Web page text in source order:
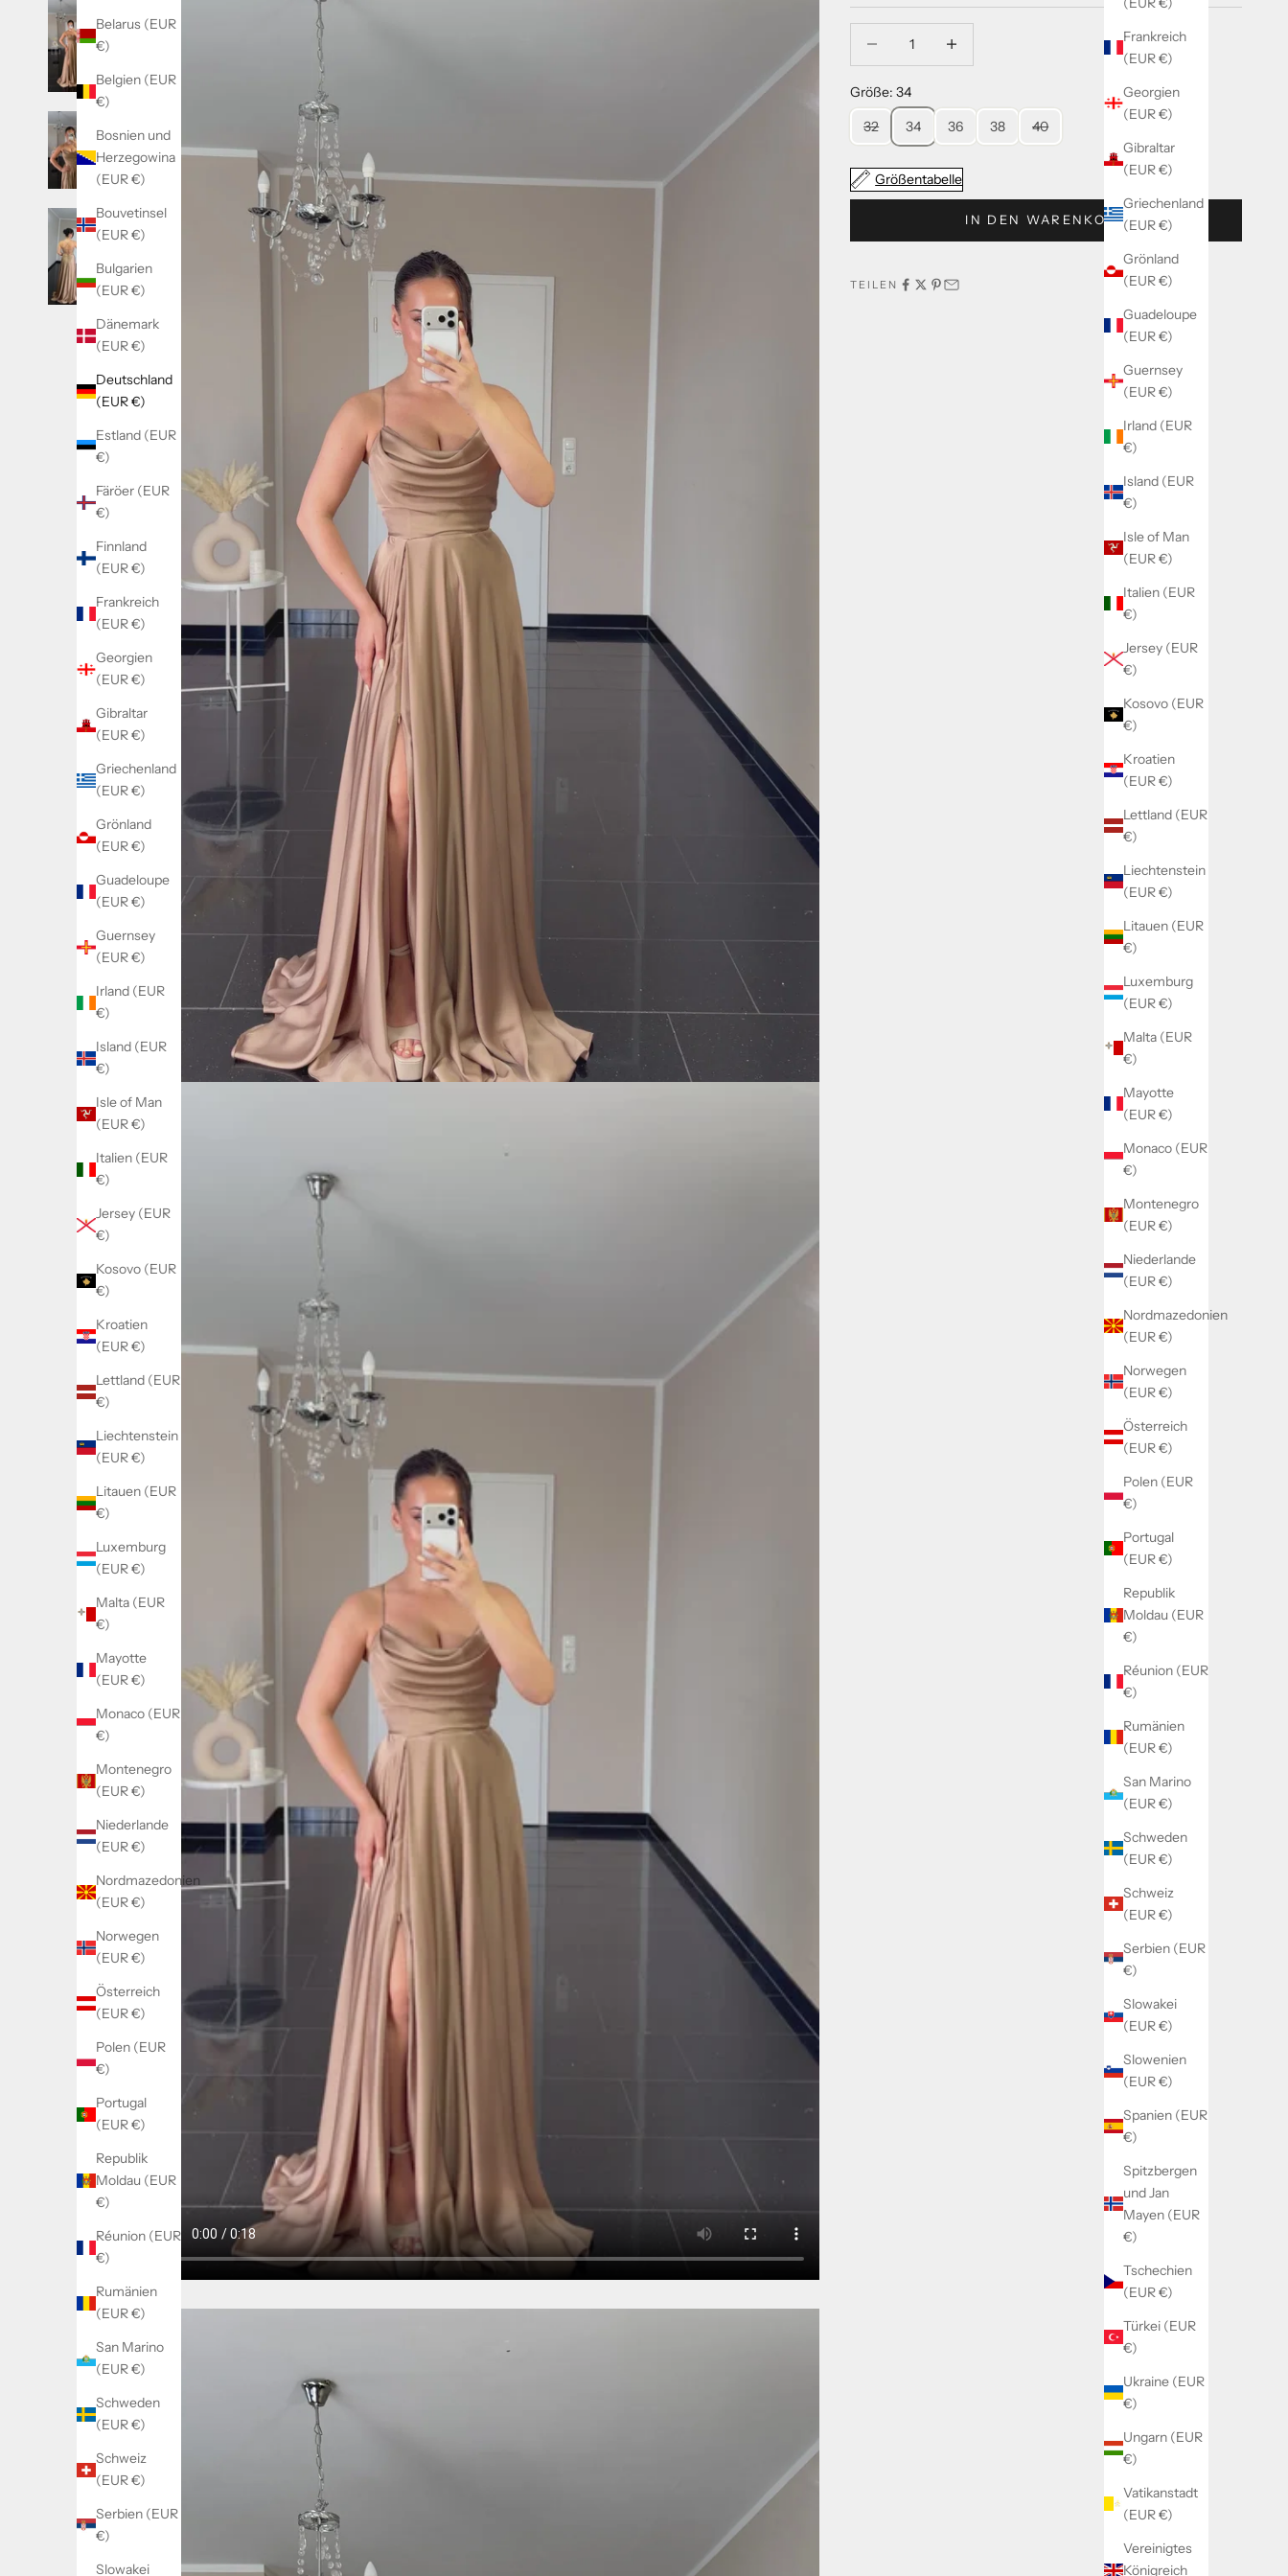
Frankreich
(EUR €)
Georgien
(EUR €)
Gibraltar
(EUR €)
Griechenland
(EUR €)
Grönland
(EUR €)
Guadeloupe
(EUR €)
Guernsey
(EUR €)
Irland (EUR
€)
Island (EUR
€)
Isle of Man
(EUR €)
Italien (EUR
€)
Jersey (EUR
€)
Kosovo (EUR
€)
Kroatien
(EUR €)
Lettland (EUR
€)
Liechtenstein
(EUR €)
Litauen (EUR
€)
Luxemburg
(EUR €)
Malta (EUR
€)
Mayotte
(EUR €)
Monaco (EUR
€)
Montenegro
(EUR €)
Niederlande
(EUR €)
Nordmazedonien
(EUR €)
Norwegen
(EUR €)
Österreich
(EUR €)
Polen (EUR
€)
Portugal
(EUR €)
Republik
Moldau (EUR
€)
Réunion (EUR
€)
Rumänien
(EUR €)
San Marino
(EUR €)
Schweden
(EUR €)
Schweiz
(EUR €)
Serbien (EUR
€)
Slowakei
(EUR €)
Slowenien
(EUR €)
Spanien (EUR
€)
Spitzbergen
und Jan
Mayen (EUR
€)
Tschechien
(EUR €)
Türkei (EUR
€)
Ukraine (EUR
€)
Ungarn (EUR
€)
Vatikanstadt
(EUR €)
Vereinigtes
Königreich
Belarus (EUR
€)
Belgien (EUR
€)
Bosnien und
Herzegowina
(EUR €)
Bouvetinsel
(EUR €)
Bulgarien
(EUR €)
Dänemark
(EUR €)
Deutschland
(EUR €)
Estland (EUR
€)
Färöer (EUR
€)
Finnland
(EUR €)
Frankreich
(EUR €)
Georgien
(EUR €)
Gibraltar
(EUR €)
Griechenland
(EUR €)
Grönland
(EUR €)
Guadeloupe
(EUR €)
Guernsey
(EUR €)
Irland (EUR
€)
Island (EUR
€)
Isle of Man
(EUR €)
Italien (EUR
€)
Jersey (EUR
€)
Kosovo (EUR
€)
Kroatien
(EUR €)
Lettland (EUR
€)
Liechtenstein
(EUR €)
Litauen (EUR
€)
Luxemburg
(EUR €)
Malta (EUR
€)
Mayotte
(EUR €)
Monaco (EUR
€)
Montenegro
(EUR €)
Niederlande
(EUR €)
Nordmazedonien
(EUR €)
Norwegen
(EUR €)
Österreich
(EUR €)
Polen (EUR
€)
Portugal
(EUR €)
Republik
Moldau (EUR
€)
Réunion (EUR
€)
Rumänien
(EUR €)
San Marino
(EUR €)
Schweden
(EUR €)
Schweiz
(EUR €)
Serbien (EUR
€)
Slowakei
Größe: 34
32
34 36 38 40
Größentabelle
IN DEN WARENKORB
TEILEN